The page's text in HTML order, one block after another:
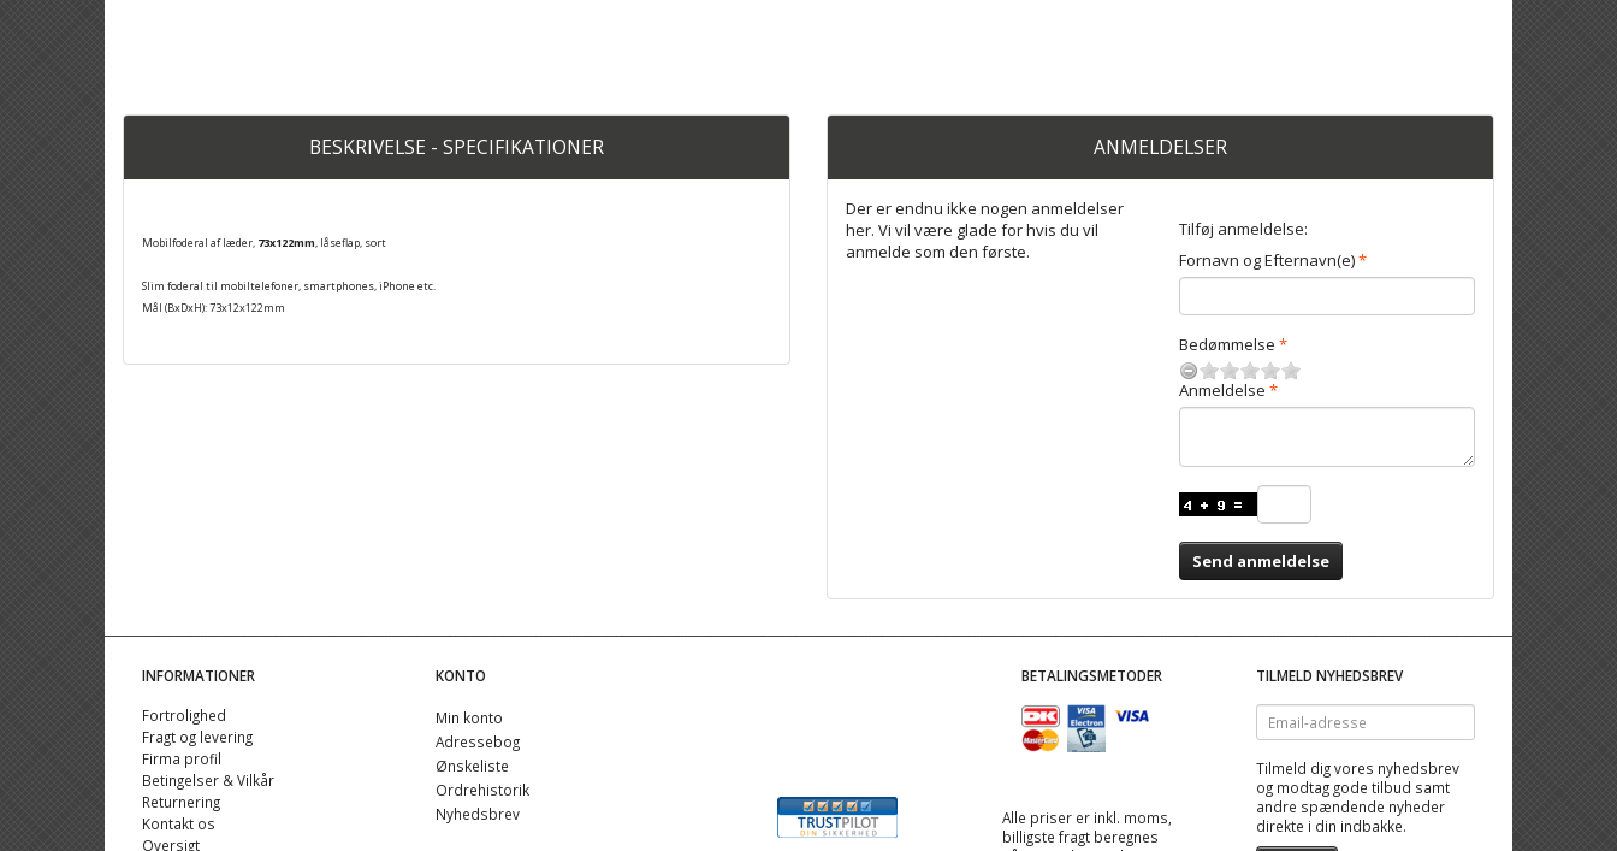
BESKRIVELSE - SPECIFIKATIONER
Mobilfoderal af læder, 73x122mm, låseflap, sort
Slim foderal til mobiltelefoner, smartphones, iPhone etc.
Mål (BxDxH): 73x12x122mm
ANMELDELSER
Der er endnu ikke nogen anmeldelser
her. Vi vil være glade for hvis du vil
anmelde som den første.
Tilføj anmeldelse:
Fornavn og Efternavn(e)
Bedømmelse
Anmeldelse
Send anmeldelse
INFORMATIONER
Fortrolighed
Fragt og levering
Firma profil
Betingelser & Vilkår
Returnering
Kontakt os
Oversigt
KONTO
Min konto
Adressebog
Ønskeliste
Ordrehistorik
Nyhedsbrev
BETALINGSMETODER
Alle priser er inkl. moms,
billigste fragt beregnes
TILMELD NYHEDSBREV
Email-
adresse
Tilmeld dig vores nyhedsbrev
og modtag gode tilbud samt
andre spændende nyheder
direkte i din indbakke.